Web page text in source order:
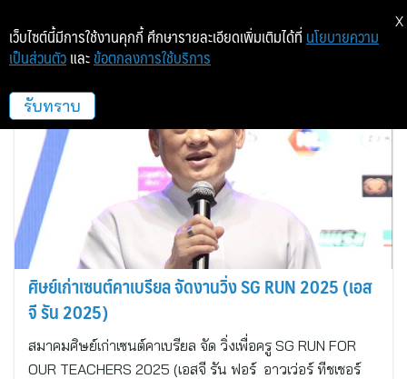
เซนต์คาเบรียล
ศิษย์เก่าเซนต์คาเบรียล จัดงานวิ่ง SG RUN 2025 (เอส
จี รัน 2025)
สมาคมศิษย์เก่าเซนต์คาเบรียล จัด วิ่งเพื่อครู SG RUN FOR
OUR TEACHERS 2025 (เอสจี รัน ฟอร์ อาวเว่อร์ ทีชเชอร์
เว็บไซต์นี้มีการใช้งานคุกกี้ ศึกษารายละเอียดเพิ่มเติมได้ที่ นโยบายความ
เป็นส่วนตัว และ ข้อตกลงการใช้บริการ
รับทราบ
X